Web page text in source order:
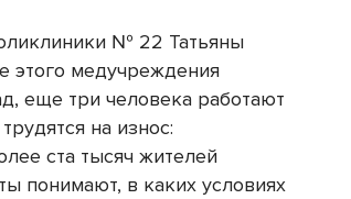
№ 22 Татьяны
этого медучреждения
еще три человека работают
на износ:
ста тысяч жителей
понимают, в каких условиях